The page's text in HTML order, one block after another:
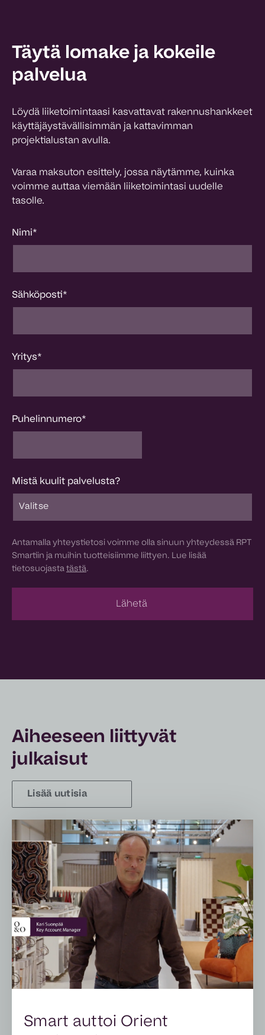
Täytä lomake ja kokeile
palvelua
Löydä liiketoimintaasi kasvattavat rakennushankkeet
käyttäjäystävällisimmän ja kattavimman
projektialustan avulla.
Varaa maksuton esittely, jossa näytämme, kuinka
voimme auttaa viemään liiketoimintasi uudelle
tasolle.
Nimi*
Sähköposti*
Yritys*
Puhelinnumero*
Mistä kuulit palvelusta?
Antamalla yhteystietosi voimme olla sinuun yhteydessä RPT
Smartiin ja muihin tuotteisiimme liittyen. Lue lisää
tietosuojasta tästä.
Aiheeseen liittyvät
julkaisut
Lisää uutisia
Smart auttoi Orient